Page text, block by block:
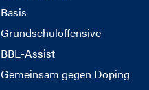
Basis
Grundschuloffensive
BBL-Assist
Gemeinsam gegen Doping